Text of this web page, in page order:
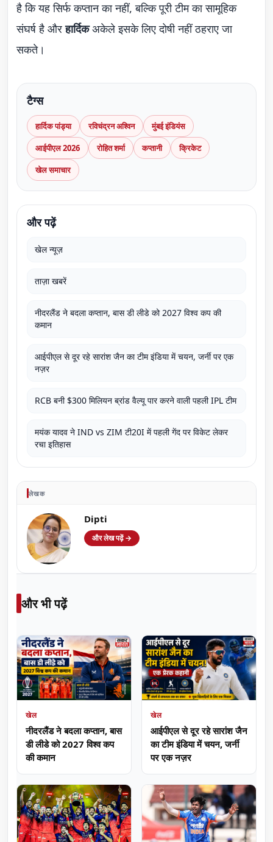
है कि यह सिर्फ कप्तान का नहीं, बल्कि पूरी टीम का सामूहिक
संघर्ष है औरहार्दिकअकेले इसके लिए दोषी नहीं ठहराए जा
सकते।
टैग्स
हार्दिक पांड्या रविचंद्रन अश्विन
मुंबई इंडियंस
आईपीएल 2026
रोहित शर्मा कप्तानी
क्रिकेट
खेल समाचार
और पढ़ें
खेल न्यूज़
ताज़ा खबरें
नीदरलैंड ने बदला कप्तान, बास डी लीडे को 2027 विश्व कप की
कमान
आईपीएल से दूर रहे सारांश जैन का टीम इंडिया में चयन, जर्नी पर एक
नज़र
RCB बनी $300 मिलियन ब्रांड वैल्यू पार करने वाली पहली IPL टीम
मयंक यादव ने IND vs ZIM टी20I में पहली गेंद पर विकेट लेकर
रचा इतिहास
लेखक
Dipti
और लेख पढ़ें →
और भी पढ़ें
खेल
नीदरलैंड ने बदला कप्तान, बास
डी लीडे को 2027 विश्व कप
की कमान
खेल
आईपीएल से दूर रहे सारांश जैन
का टीम इंडिया में चयन, जर्नी
पर एक नज़र